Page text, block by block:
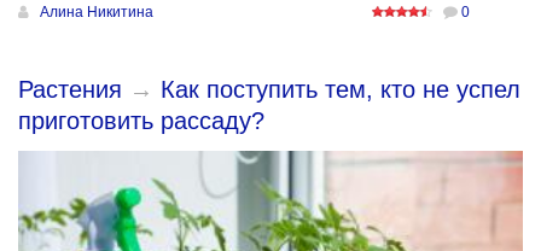
Алина Никитина 0
Растения → Как поступить тем, кто не успел
приготовить рассаду?